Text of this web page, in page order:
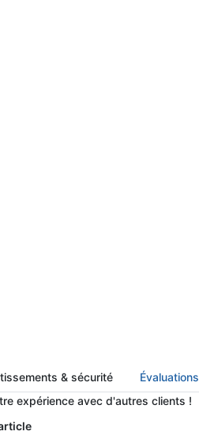
& sécurité Évaluations
expérience avec d'autres clients !